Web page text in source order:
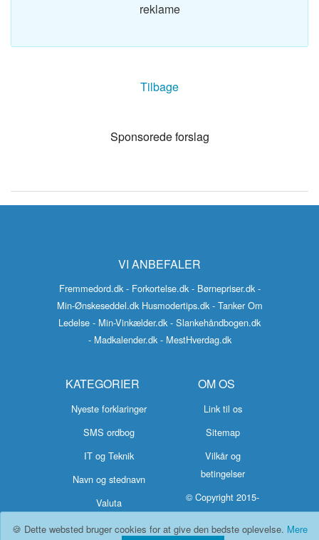
reklame
Tilbage
Sponsorede forslag
VI ANBEFALER
Fremmedord.dk - Forkortelse.dk - Børnepriser.dk -
Min-Ønskeseddel.dk Husmodertips.dk - Tanker Om
Ledelse - Min-Vinkælder.dk - Slankehåndbogen.dk
- Madkalender.dk - MestHverdag.dk
KATEGORIER
Nyeste forklaringer
SMS ordbog
IT og Teknik
Navn og stednavn
Valuta
OM OS
Link til os
Sitemap
Vilkår og
betingelser
© Copyright 2015-
2026 Hvad-
Betyder.dk
🍪 Dette websted bruger cookies for at give den bedste oplevelse. Mere